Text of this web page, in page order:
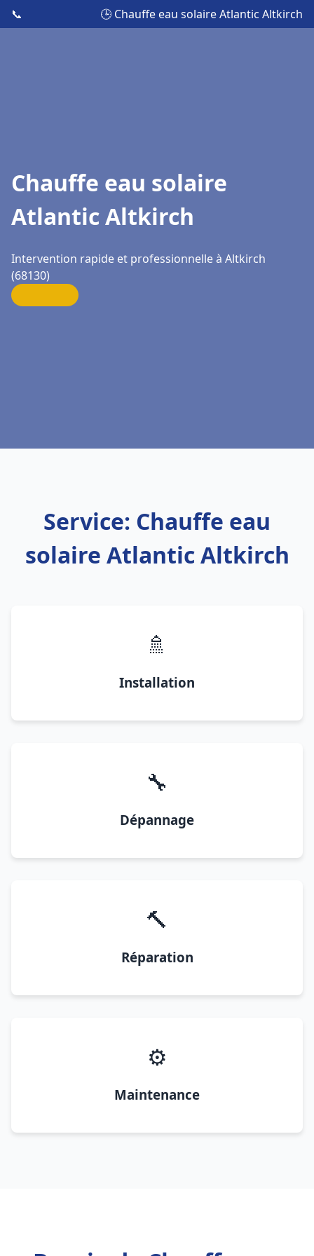
📞 🕒 Chauffe eau solaire Atlantic Altkirch
Chauffe eau solaire
Atlantic Altkirch
Intervention rapide et professionnelle à Altkirch
(68130)
Service: Chauffe eau
solaire Atlantic Altkirch
🚿
Installation
🔧
Dépannage
🔨
Réparation
⚙️
Maintenance